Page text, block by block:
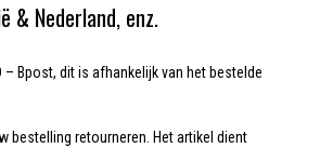
& Nederland, enz.
– Bpost, dit is afhankelijk van het bestelde
bestelling retourneren. Het artikel dient